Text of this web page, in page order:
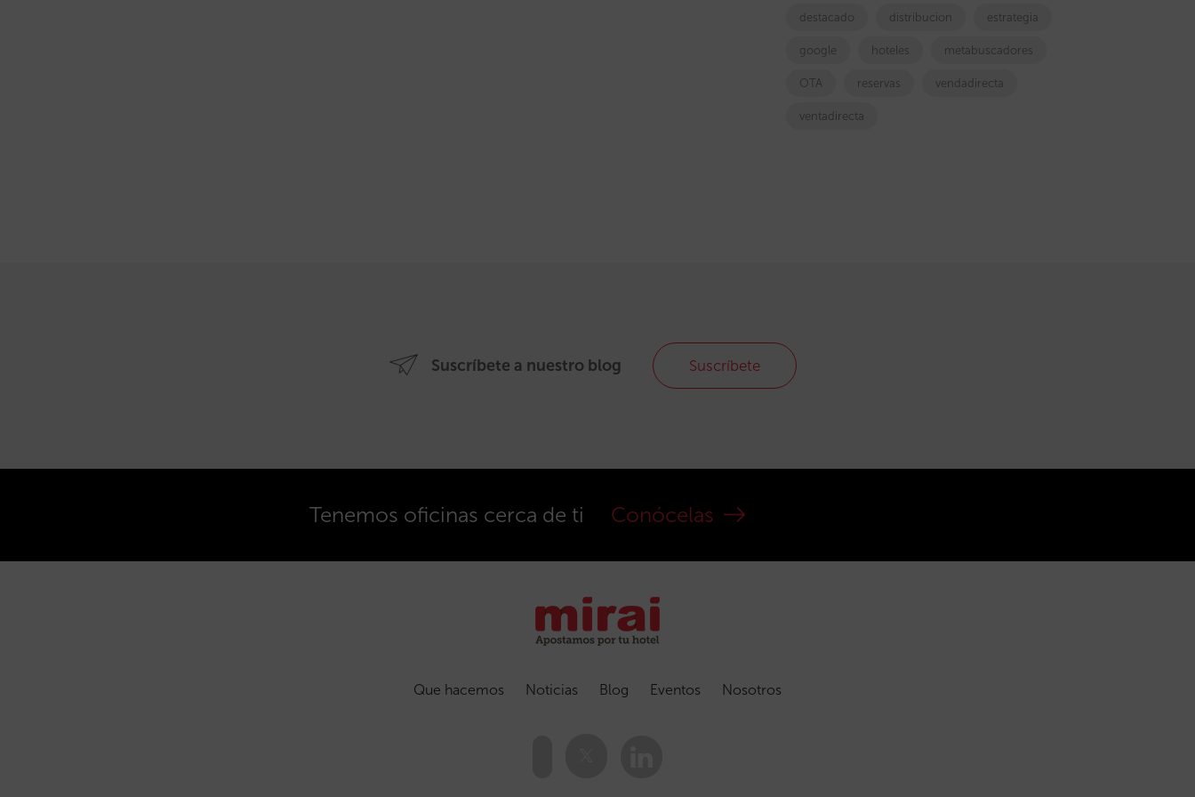
destacado distribucion estrategia
google hoteles metabuscadores
OTA reservas vendadirecta
ventadirecta
Suscríbete a nuestro blog Suscríbete
Tenemos oficinas cerca de ti Conócelas
Que hacemos Noticias Blog Eventos Nosotros